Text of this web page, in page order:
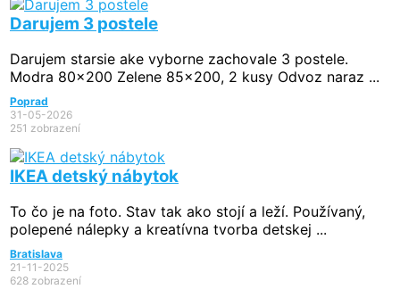
Darujem 3 postele
Darujem starsie ake vyborne zachovale 3 postele.
Modra 80x200 Zelene 85x200, 2 kusy Odvoz naraz ...
Poprad
31-05-2026
251 zobrazení
IKEA detský nábytok
To čo je na foto. Stav tak ako stojí a leží. Používaný,
polepené nálepky a kreatívna tvorba detskej ...
Bratislava
21-11-2025
628 zobrazení